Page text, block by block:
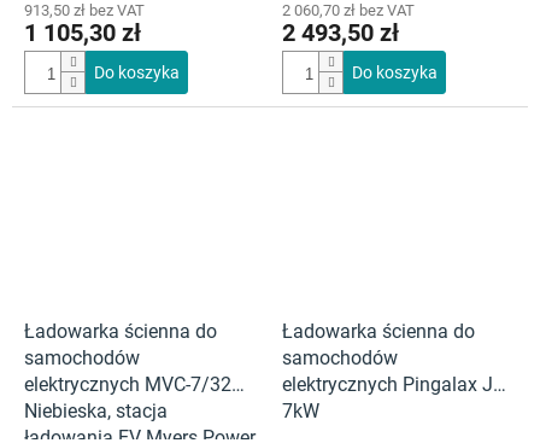
913,50 zł bez VAT
1 105,30 zł
Do koszyka
2 060,70 zł bez VAT
2 493,50 zł
Do koszyka
Ładowarka ścienna do
samochodów
elektrycznych MVC-7/32
Niebieska, stacja
ładowania EV Myers Power
Ładowarka ścienna do
samochodów
elektrycznych Pingalax J4-
7kW